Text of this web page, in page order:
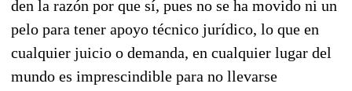
den la razón por que sí, pues no se ha movido ni un
pelo para tener apoyo técnico jurídico, lo que en
cualquier juicio o demanda, en cualquier lugar del
mundo es imprescindible para no llevarse